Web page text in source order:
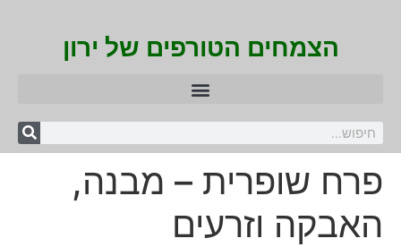
הצמחים הטורפים של ירון
פרח שופרית – מבנה,
האבקה וזרעים